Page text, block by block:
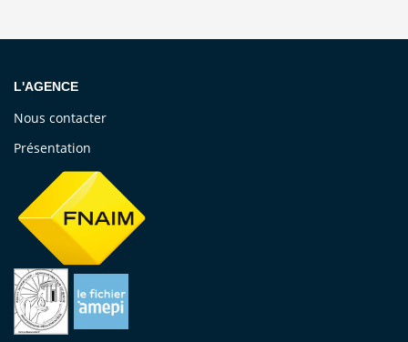
L'AGENCE
Nous contacter
Présentation